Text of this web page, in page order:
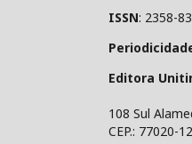
ISSN: 2358-
Editora
108 Sul
CEP.: 77020-